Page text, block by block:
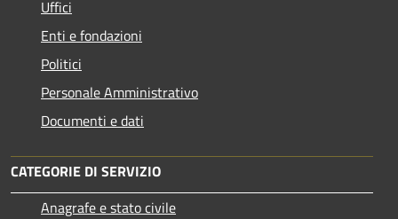
Uffici
Enti e fondazioni
Politici
Personale Amministrativo
Documenti e dati
CATEGORIE DI SERVIZIO
Anagrafe e stato civile